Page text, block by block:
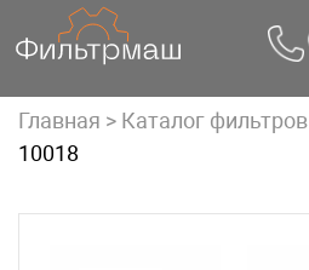
to
Главная > Каталог фильтров
10018